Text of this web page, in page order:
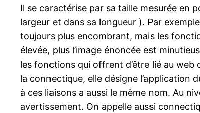
Il se caractérise par sa taille mesurée en
largeur et dans sa longueur ). Par
toujours plus encombrant, mais les
élevée, plus l’image énoncée est
les fonctions qui offrent d’être lié au web
la connectique, elle désigne
à ces liaisons a aussi le même nom. Au
avertissement. On appelle aussi